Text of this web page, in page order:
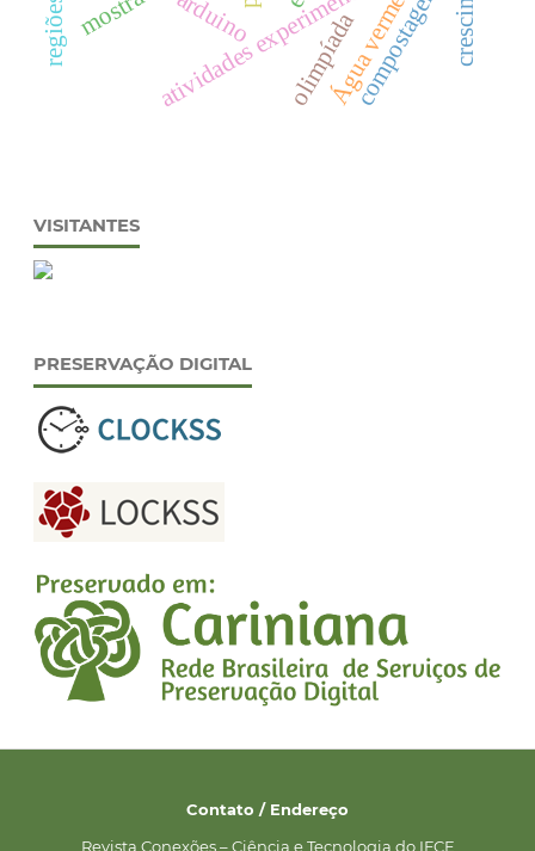
atividades experimentais
olimpíadaÁgua vermelha
compostagem
arduino
VISITANTES
PRESERVAÇÃO DIGITAL
Contato / Endereço
Revista Conexões – Ciência e Tecnologia do IFCE